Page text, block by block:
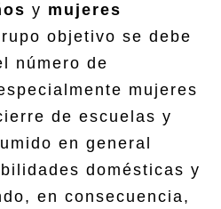
y mujeres
objetivo se debe
número de
mujeres
de escuelas y
en general
domésticas y
en consecuencia,